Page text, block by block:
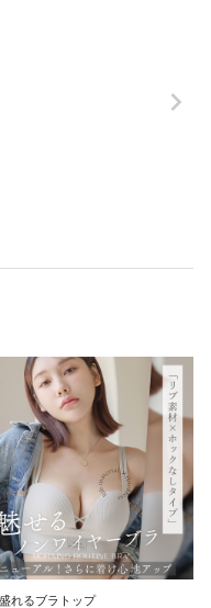
Natural》
れるブラトップ